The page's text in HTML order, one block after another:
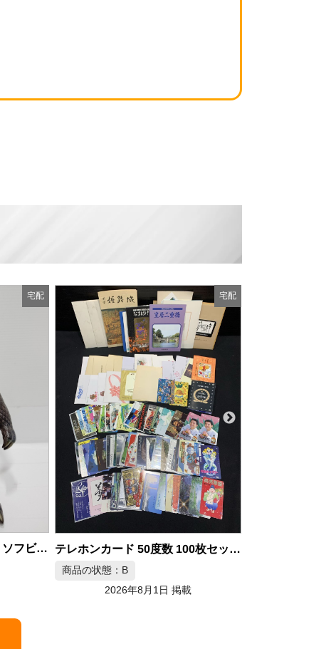
宅配
テレホンカード 50度数 100枚セット テレカ コレクション
宅配
THE BEATLES ビートルズ リミテッドエディション 腕時計 4本セット
商品の状態：C